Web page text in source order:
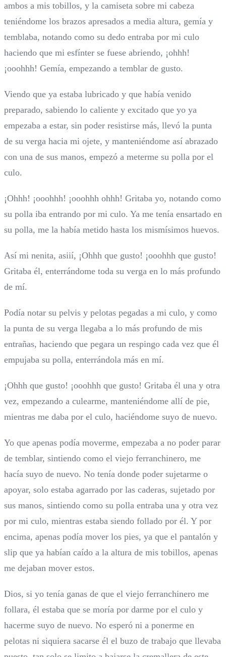
ambos a mis tobillos, y la camiseta sobre mi cabeza
teniéndome los brazos apresados a media altura, gemía y
temblaba, notando como su dedo entraba por mi culo
haciendo que mi esfínter se fuese abriendo, ¡ohhh!
¡ooohhh! Gemía, empezando a temblar de gusto.
Viendo que ya estaba lubricado y que había venido
preparado, sabiendo lo caliente y excitado que yo ya
empezaba a estar, sin poder resistirse más, llevó la punta
de su verga hacia mi ojete, y manteniéndome así abrazado
con una de sus manos, empezó a meterme su polla por el
culo.
¡Ohhh! ¡ooohhh! ¡ooohhh ohhh! Gritaba yo, notando como
su polla iba entrando por mi culo. Ya me tenía ensartado en
su polla, me la había metido hasta los mismísimos huevos.
Así mi nenita, asiií, ¡Ohhh que gusto! ¡ooohhh que gusto!
Gritaba él, enterrándome toda su verga en lo más profundo
de mí.
Podía notar su pelvis y pelotas pegadas a mi culo, y como
la punta de su verga llegaba a lo más profundo de mis
entrañas, haciendo que pegara un respingo cada vez que él
empujaba su polla, enterrándola más en mí.
¡Ohhh que gusto! ¡ooohhh que gusto! Gritaba él una y otra
vez, empezando a culearme, manteniéndome allí de pie,
mientras me daba por el culo, haciéndome suyo de nuevo.
Yo que apenas podía moverme, empezaba a no poder parar
de temblar, sintiendo como el viejo ferranchinero, me
hacía suyo de nuevo. No tenía donde poder sujetarme o
apoyar, solo estaba agarrado por las caderas, sujetado por
sus manos, sintiendo como su polla entraba una y otra vez
por mi culo, mientras estaba siendo follado por él. Y por
encima, apenas podía mover los pies, ya que el pantalón y
slip que ya habían caído a la altura de mis tobillos, apenas
me dejaban mover estos.
Dios, si yo tenía ganas de que el viejo ferranchinero me
follara, él estaba que se moría por darme por el culo y
hacerme suyo de nuevo. No esperó ni a ponerme en
pelotas ni siquiera sacarse él el buzo de trabajo que llevaba